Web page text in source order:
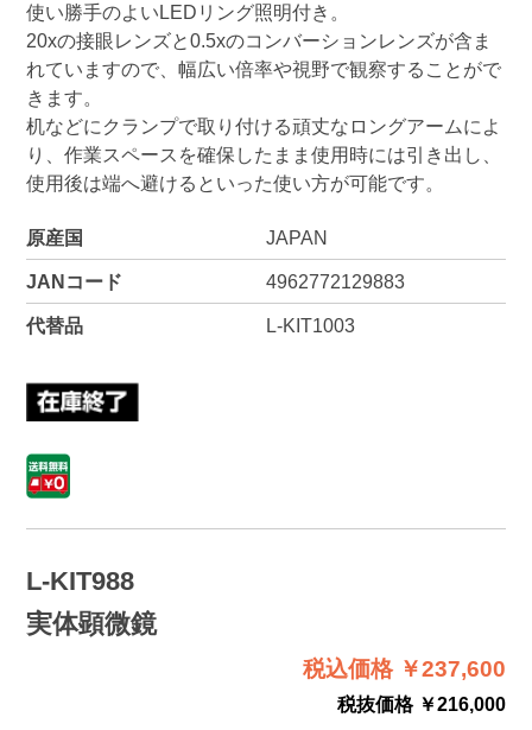
使い勝手のよいLEDリング照明付き。
20xの接眼レンズと0.5xのコンバーションレンズが含ま
れていますので、幅広い倍率や視野で観察することがで
きます。
机などにクランプで取り付ける頑丈なロングアームによ
り、作業スペースを確保したまま使用時には引き出し、
使用後は端へ避けるといった使い方が可能です。
原産国 JAPAN
JANコード 4962772129883
代替品 L-KIT1003
L-KIT988
実体顕微鏡
税込価格 ￥237,600
税抜価格 ￥216,000